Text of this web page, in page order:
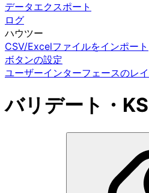
データエクスポート
ログ
ハウツー
CSV/Excelファイルをインポート
ボタンの設定
ユーザーインターフェースのレ
バリデート・